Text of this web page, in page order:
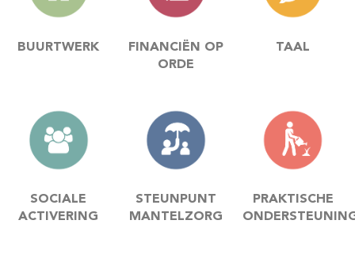
BUURTWERK
FINANCIËN OP
ORDE
TAAL
SOCIALE
ACTIVERING
STEUNPUNT
MANTELZORG
PRAKTISCHE